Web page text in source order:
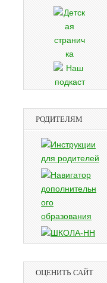
РОДИТЕЛЯМ
ОЦЕНИТЬ САЙТ